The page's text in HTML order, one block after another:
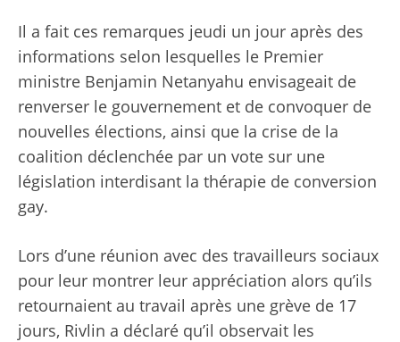
Il a fait ces remarques jeudi un jour après des
informations selon lesquelles le Premier
ministre Benjamin Netanyahu envisageait de
renverser le gouvernement et de convoquer de
nouvelles élections, ainsi que la crise de la
coalition déclenchée par un vote sur une
législation interdisant la thérapie de conversion
gay.
Lors d’une réunion avec des travailleurs sociaux
pour leur montrer leur appréciation alors qu’ils
retournaient au travail après une grève de 17
jours, Rivlin a déclaré qu’il observait les